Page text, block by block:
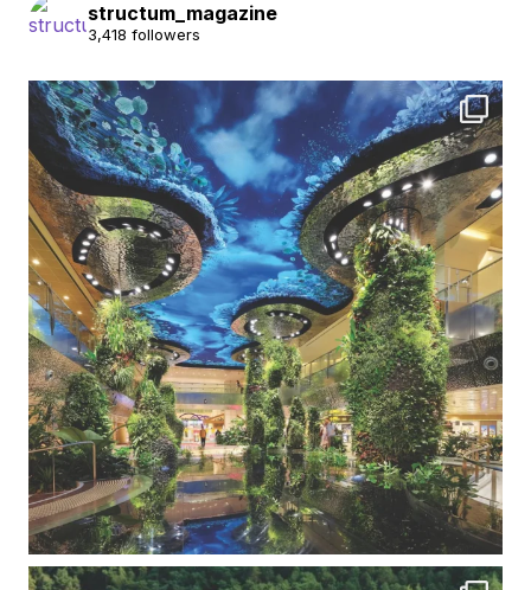
structum_magazine
3,418 followers